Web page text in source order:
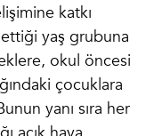
katkı
yaş grubuna
okul öncesi
çocuklara
yanı sıra her